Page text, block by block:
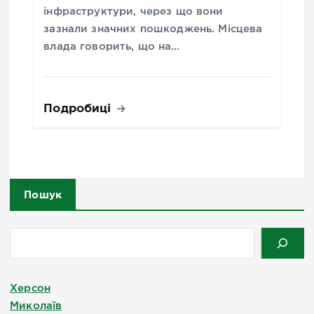
інфраструктури, через що вони
зазнали значних пошкоджень. Місцева
влада говорить, що на…
Подробиці
Пошук
Херсон
Миколаїв